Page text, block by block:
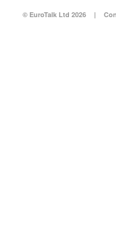
© EuroTalk Ltd 2026 |